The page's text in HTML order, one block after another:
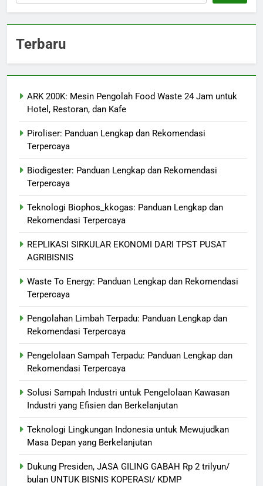
Terbaru
ARK 200K: Mesin Pengolah Food Waste 24 Jam untuk
Hotel, Restoran, dan Kafe
Piroliser: Panduan Lengkap dan Rekomendasi
Terpercaya
Biodigester: Panduan Lengkap dan Rekomendasi
Terpercaya
Teknologi Biophos_kkogas: Panduan Lengkap dan
Rekomendasi Terpercaya
REPLIKASI SIRKULAR EKONOMI DARI TPST PUSAT
AGRIBISNIS
Waste To Energy: Panduan Lengkap dan Rekomendasi
Terpercaya
Pengolahan Limbah Terpadu: Panduan Lengkap dan
Rekomendasi Terpercaya
Pengelolaan Sampah Terpadu: Panduan Lengkap dan
Rekomendasi Terpercaya
Solusi Sampah Industri untuk Pengelolaan Kawasan
Industri yang Efisien dan Berkelanjutan
Teknologi Lingkungan Indonesia untuk Mewujudkan
Masa Depan yang Berkelanjutan
Dukung Presiden, JASA GILING GABAH Rp 2 trilyun/
bulan UNTUK BISNIS KOPERASI/ KDMP